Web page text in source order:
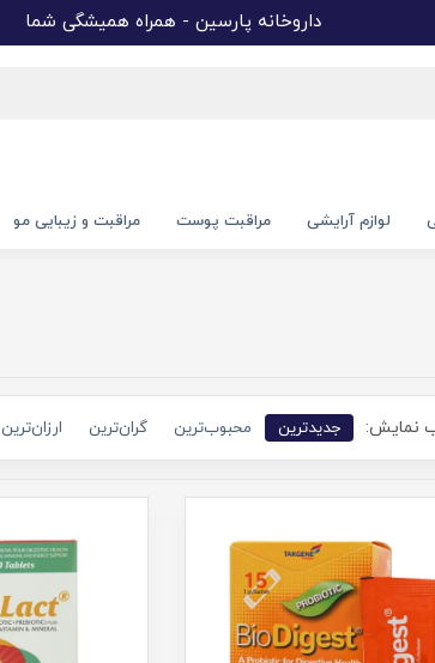
داروخانه پارسین - همراه همیشگی شما
لوازم آرایشی مراقبت پوست مراقبت و زیبایی مو
نمایش: جدیدترین محبوب‌ترین گران‌ترین ارزان‌ترین